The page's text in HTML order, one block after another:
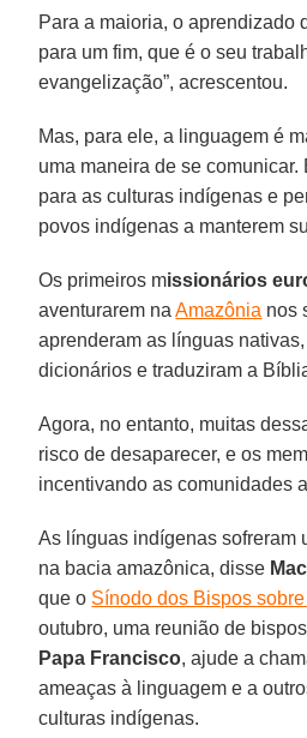
Para a maioria, o aprendizado
para um fim, que é o seu
evangelização”, acrescentou.
Mas, para ele, a linguagem é
uma maneira de se
para as culturas indígenas e
povos indígenas a manterem
Os primeiros missionários
aventurarem naAmazônia nos
aprenderam as línguas
dicionários e traduziram a
Agora, no entanto, muitas
risco de desaparecer, e os
incentivando as comunidades
As línguas indígenas sofreram
na bacia amazônica, disse
que o Sínodo dos Bispos
outubro, uma reunião de
Papa Francisco, ajude a
ameaças à linguagem e a
culturas indígenas.